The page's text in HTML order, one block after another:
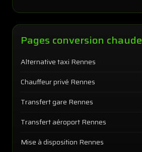
Pages conversion chaude
Alternative taxi Rennes
Chauffeur privé Rennes
Transfert gare Rennes
Transfert aéroport Rennes
Mise à disposition Rennes